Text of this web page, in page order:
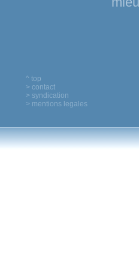
2007-12-15
la vie
^ top
> contact
> syndication
> mentions legales